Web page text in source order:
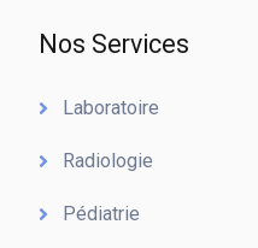
Nos Services
Laboratoire
Radiologie
Pédiatrie